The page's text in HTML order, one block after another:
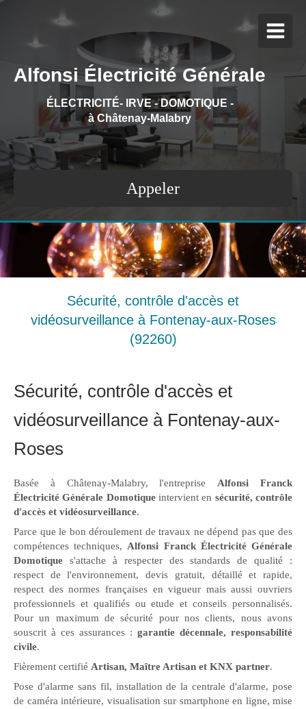
Alfonsi Électricité Générale
ÉLECTRICITÉ- IRVE - DOMOTIQUE -
à Châtenay-Malabry
Appeler
Sécurité, contrôle d'accès et
vidéosurveillance à Fontenay-aux-Roses
(92260)
Sécurité, contrôle d'accès et
vidéosurveillance à Fontenay-aux-
Roses
Basée à Châtenay-Malabry, l'entreprise Alfonsi Franck
Électricité Générale Domotiqueintervient en sécurité, contrôle
d'accès et vidéosurveillance.
Parce que le bon déroulement de travaux ne dépend pas que des
compétences techniques, Alfonsi Franck Électricité Générale
Domotique s'attache à respecter des standards de qualité :
respect de l'environnement, devis gratuit, détaillé et rapide,
respect des normes françaises en vigueur mais aussi ouvriers
professionnels et qualifiés ou etude et conseils personnalisés.
Pour un maximum de sécurité pour nos clients, nous avons
souscrit à ces assurances : garantie décennale, responsabilité
civile.
Fièrement certifié Artisan, Maître Artisan et KNX partner.
Pose d'alarme sans fil, installation de la centrale d'alarme, pose
de caméra intérieure, visualisation sur smartphone en ligne, mise